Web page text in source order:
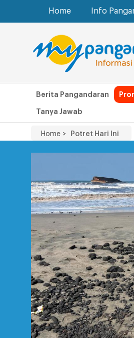
Home Info
Berita Pangandaran
Tanya Jawab
Home > Potret Hari Ini